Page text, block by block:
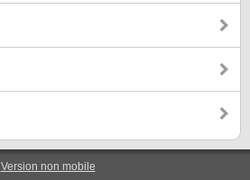
Version non mobile